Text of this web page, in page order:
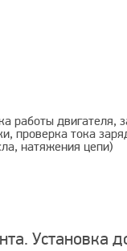
работы двигателя,
проверка тока
натяжения цепи)
Установка